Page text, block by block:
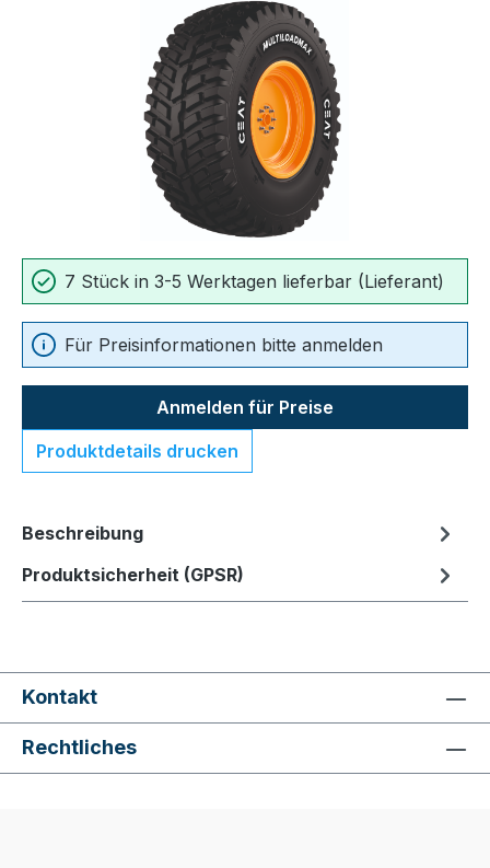
Bildergalerie überspringen
7 Stück in 3-5 Werktagen lieferbar (Lieferant)
Für Preisinformationen bitte anmelden
Anmelden für Preise
Produktdetails drucken
Beschreibung
Produktsicherheit (GPSR)
Kontakt
Rechtliches